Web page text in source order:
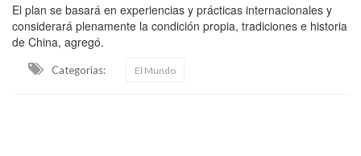
El plan se basará en experiencias y prácticas internacionales y
considerará plenamente la condición propia, tradiciones e historia
de China, agregó.
Categorias: El Mundo